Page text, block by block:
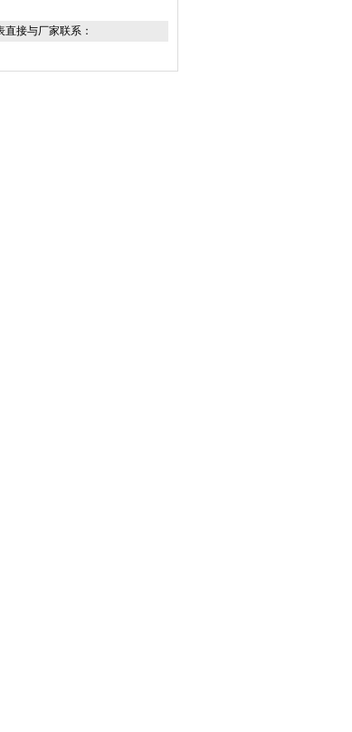
接与厂家联系：